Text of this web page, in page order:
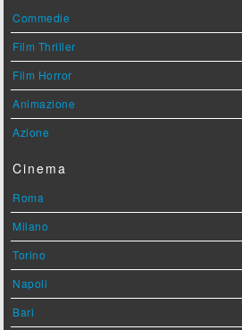
Commedie
Film Thriller
Film Horror
Animazione
Azione
Cinema
Roma
Milano
Torino
Napoli
Bari